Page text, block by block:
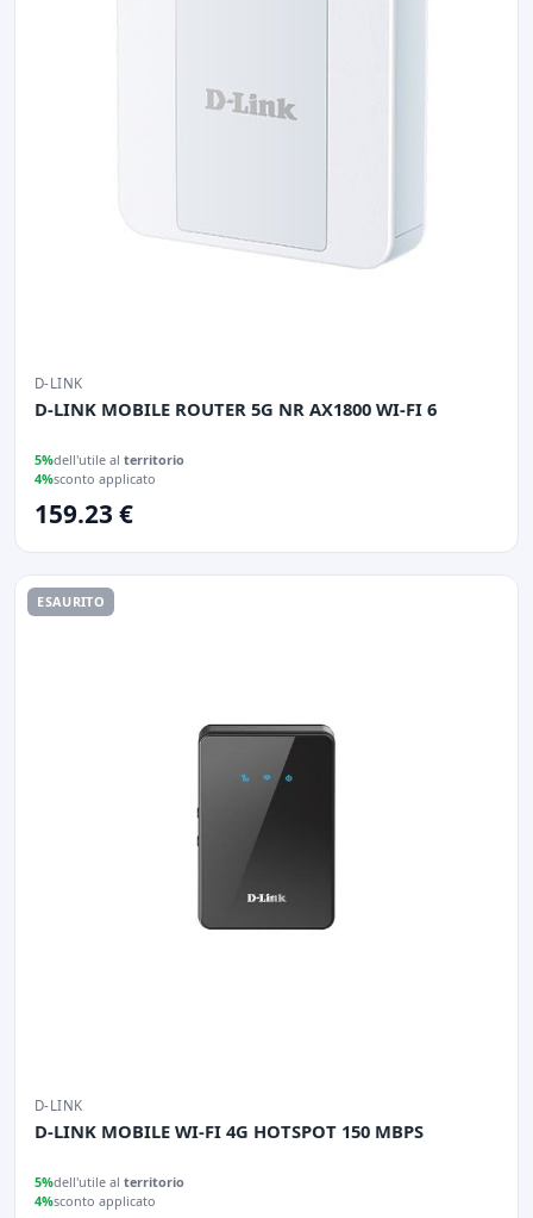
D-LINK
D-LINK MOBILE ROUTER 5G NR AX1800 WI-FI 6
5%dell'utile al territorio
4%sconto applicato
159.23 €
ESAURITO
D-LINK
D-LINK MOBILE WI-FI 4G HOTSPOT 150 MBPS
5%dell'utile al territorio
4%sconto applicato